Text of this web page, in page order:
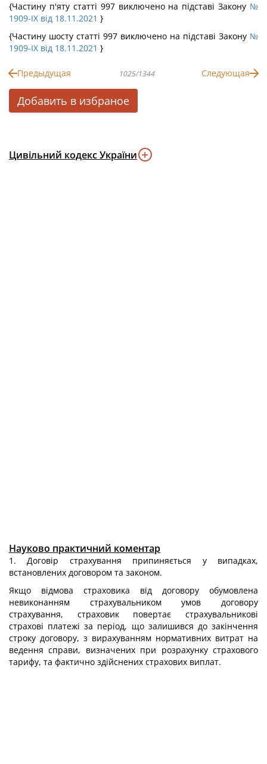
{Частину п'яту статті 997 виключено на підставі Закону №
1909-IX від 18.11.2021 }
{Частину шосту статті 997 виключено на підставі Закону №
1909-IX від 18.11.2021 }
Предыдущая 1025/1344 Следующая
Добавить в избраное
Цивільний кодекс України
Науково практичний коментар
1. Договір страхування припиняється у випадках,
встановлених договором та законом.
Якщо відмова страховика від договору обумовлена
невиконанням страхувальником умов договору
страхування, страховик повертає страхувальникові
страхові платежі за період, що залишився до закінчення
строку договору, з вирахуванням нормативних витрат на
ведення справи, визначених при розрахунку страхового
тарифу, та фактично здійснених страхових виплат.